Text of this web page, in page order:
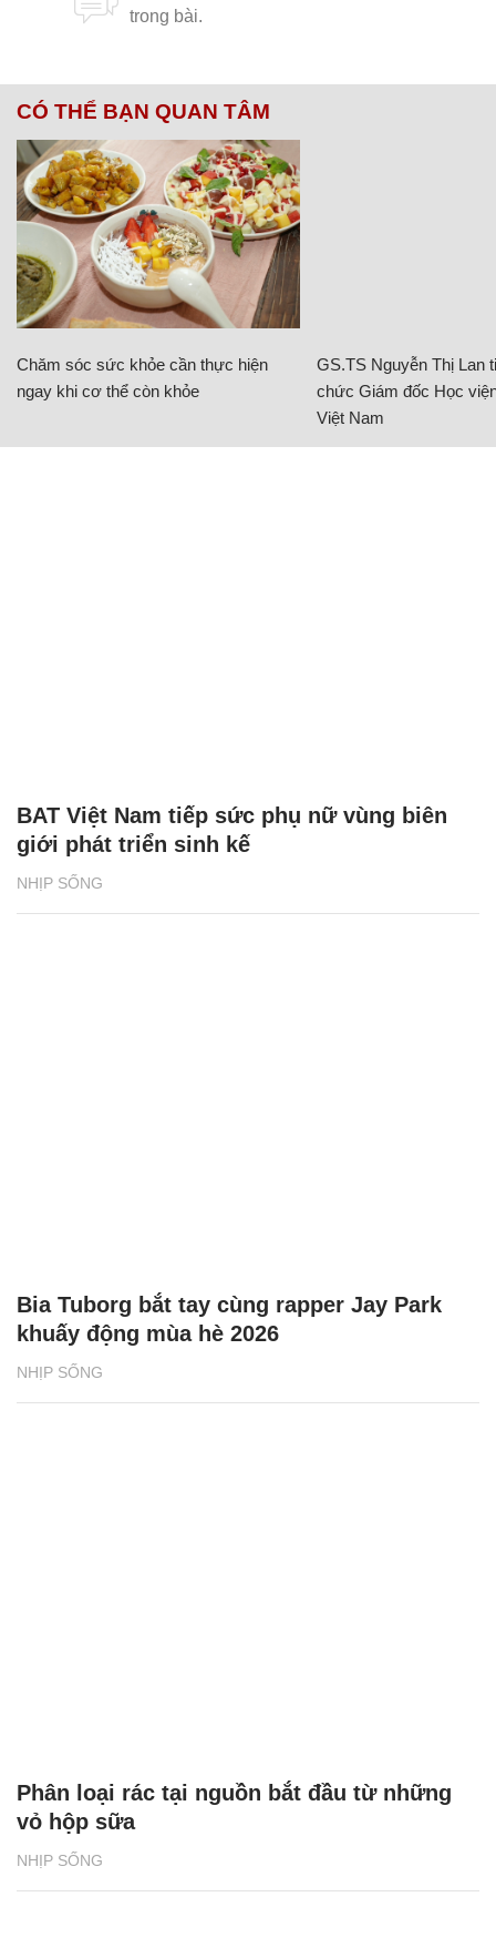
CÓ THỂ BẠN QUAN TÂM
Chăm sóc sức khỏe cần thực hiện
ngay khi cơ thể còn khỏe
GS.TS Nguyễn Thị Lan
chức Giám đốc Học
Việt Nam
NHỊP SỐNG
BAT Việt Nam tiếp sức phụ nữ vùng biên
giới phát triển sinh kế
NHỊP SỐNG
Bia Tuborg bắt tay cùng rapper Jay Park
khuấy động mùa hè 2026
NHỊP SỐNG
Phân loại rác tại nguồn bắt đầu từ những
vỏ hộp sữa